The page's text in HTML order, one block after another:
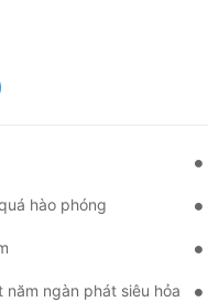
hào phóng
ngàn phát siêu hỏa